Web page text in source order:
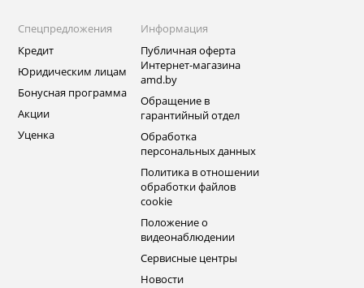
Спецпредложения
Кредит
Юридическим лицам
Бонусная программа
Акции
Уценка
Информация
Публичная оферта
Интернет-магазина
amd.by
Обращение в
гарантийный отдел
Обработка
персональных данных
Политика в отношении
обработки файлов
cookie
Положение о
видеонаблюдении
Сервисные центры
Новости